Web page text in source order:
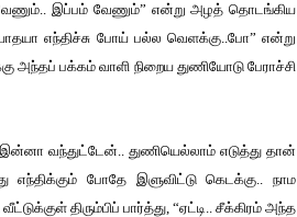
இப்பம் வேணும்” என்று அழத் தொடங்கிய
எந்திச்சு போய் பல்ல வெளக்கு..போ” என்று
அந்தப் பக்கம் வாளி நிறைய துணியோடு பேராச்சி
வந்துட்டேன்.. துணியெல்லாம் எடுத்து தான்
எந்திக்கும் போதே இளுவிட்டு கெடக்கு.. நாம
திரும்பிப் பார்த்து, “ஏட்டி.. சீக்கிரம் அந்த